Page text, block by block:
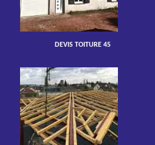
DEVIS TOITURE 45